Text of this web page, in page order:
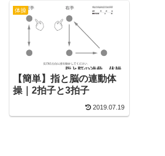
体操
【簡単】指と脳の連動体
操｜2拍子と3拍子
2019.07.19